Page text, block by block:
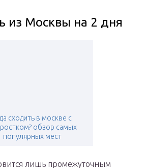
из Москвы на 2 дня
сходить в москве с
обзор самых
популярных мест
лишь промежуточным